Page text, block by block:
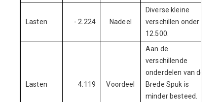
Lasten - 2.224 Nadeel
Diverse kleine
verschillen onder €
12.500.
Lasten 4.119 Voordeel
Aan de
verschillende
onderdelen van de
Brede Spuk is
minder besteed.